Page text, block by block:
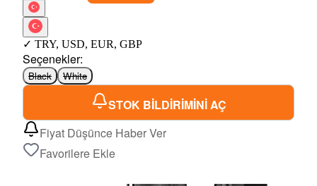
✓ TRY, USD, EUR, GBP
Seçenekler:
Black White
STOK BİLDİRİMİNİ AÇ
Fiyat Düşünce Haber Ver
Favorilere Ekle